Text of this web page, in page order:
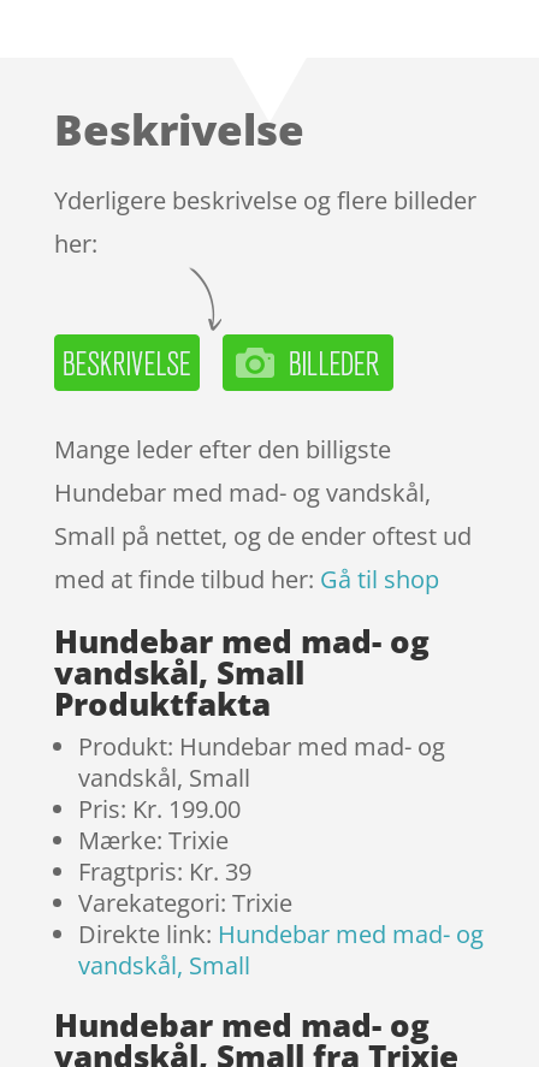
på
ømmels
er
Beskrivelse
Yderligere beskrivelse og flere billeder
her:
Mange leder efter den billigste
Hundebar med mad- og vandskål,
Small på nettet, og de ender oftest ud
med at finde tilbud her: Gå til shop
Hundebar med mad- og
vandskål, Small
Produktfakta
Produkt: Hundebar med mad- og
vandskål, Small
Pris: Kr. 199.00
Mærke: Trixie
Fragtpris: Kr. 39
Varekategori: Trixie
Direkte link: Hundebar med mad- og
vandskål, Small
Hundebar med mad- og
vandskål, Small fra Trixie